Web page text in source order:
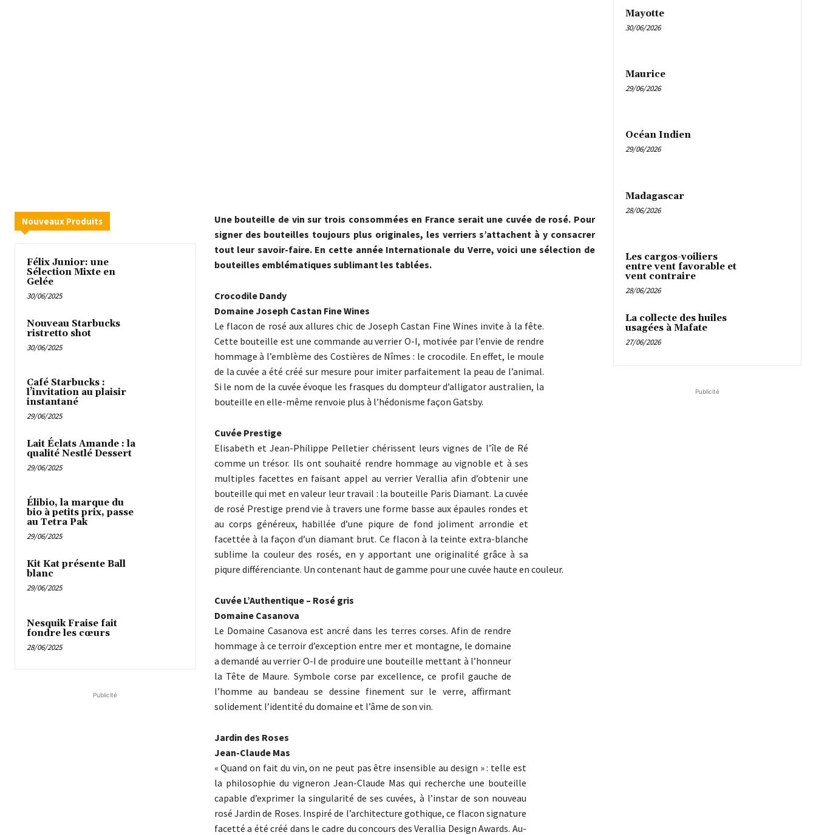
Nouveaux Produits
Félix Junior: une
Sélection Mixte en
Gelée
30/06/2025
Nouveau Starbucks
ristretto shot
30/06/2025
Café Starbucks :
l’invitation au plaisir
instantané
29/06/2025
Lait Éclats Amande : la
qualité Nestlé Dessert
29/06/2025
Élibio, la marque du
bio à petits prix, passe
au Tetra Pak
29/06/2025
Kit Kat présente Ball
blanc
29/06/2025
Nesquik Fraise fait
fondre les cœurs
28/06/2025
Publicité
Une bouteille de vin sur trois consommées en France serait une cuvée de rosé. Pour
signer des bouteilles toujours plus originales, les verriers s’attachent à y consacrer
tout leur savoir-faire. En cette année Internationale du Verre, voici une sélection de
bouteilles emblématiques sublimant les tablées.
Crocodile Dandy
Domaine Joseph Castan Fine Wines
Le flacon de rosé aux allures chic de Joseph Castan Fine Wines invite à la fête.
Cette bouteille est une commande au verrier O-I, motivée par l’envie de rendre
hommage à l’emblème des Costières de Nîmes : le crocodile. En effet, le moule
de la cuvée a été créé sur mesure pour imiter parfaitement la peau de l’animal.
Si le nom de la cuvée évoque les frasques du dompteur d’alligator australien, la
bouteille en elle-même renvoie plus à l’hédonisme façon Gatsby.
Cuvée Prestige
Elisabeth et Jean-Philippe Pelletier chérissent leurs vignes de l’île de Ré
comme un trésor. Ils ont souhaité rendre hommage au vignoble et à ses
multiples facettes en faisant appel au verrier Verallia afin d’obtenir une
bouteille qui met en valeur leur travail : la bouteille Paris Diamant. La cuvée
de rosé Prestige prend vie à travers une forme basse aux épaules rondes et
au corps généreux, habillée d’une piqure de fond joliment arrondie et
facettée à la façon d’un diamant brut. Ce flacon à la teinte extra-blanche
sublime la couleur des rosés, en y apportant une originalité grâce à sa
piqure différenciante. Un contenant haut de gamme pour une cuvée haute en couleur.
Cuvée L’Authentique – Rosé gris
Domaine Casanova
Le Domaine Casanova est ancré dans les terres corses. Afin de rendre
hommage à ce terroir d’exception entre mer et montagne, le domaine
a demandé au verrier O-I de produire une bouteille mettant à l’honneur
la Tête de Maure. Symbole corse par excellence, ce profil gauche de
l’homme au bandeau se dessine finement sur le verre, affirmant
solidement l’identité du domaine et l’âme de son vin.
Jardin des Roses
Jean-Claude Mas
« Quand on fait du vin, on ne peut pas être insensible au design » : telle est
la philosophie du vigneron Jean-Claude Mas qui recherche une bouteille
capable d’exprimer la singularité de ses cuvées, à l’instar de son nouveau
rosé Jardin de Roses. Inspiré de l’architecture gothique, ce flacon signature
facetté a été créé dans le cadre du concours des Verallia Design Awards. Au-
Mayotte
30/06/2026
Maurice
29/06/2026
Océan Indien
29/06/2026
Madagascar
28/06/2026
Les cargos-voiliers
entre vent favorable et
vent contraire
28/06/2026
La collecte des huiles
usagées à Mafate
27/06/2026
Publicité